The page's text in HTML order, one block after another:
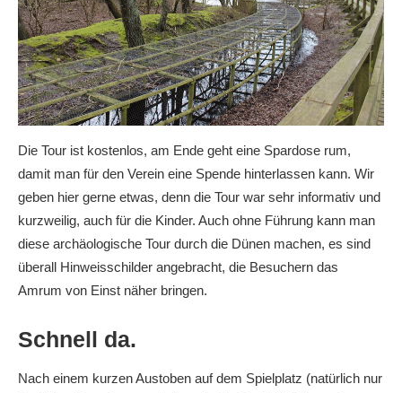
Die Tour ist kostenlos, am Ende geht eine Spardose rum,
damit man für den Verein eine Spende hinterlassen kann. Wir
geben hier gerne etwas, denn die Tour war sehr informativ und
kurzweilig, auch für die Kinder. Auch ohne Führung kann man
diese archäologische Tour durch die Dünen machen, es sind
überall Hinweisschilder angebracht, die Besuchern das
Amrum von Einst näher bringen.
Schnell da.
Nach einem kurzen Austoben auf dem Spielplatz (natürlich nur